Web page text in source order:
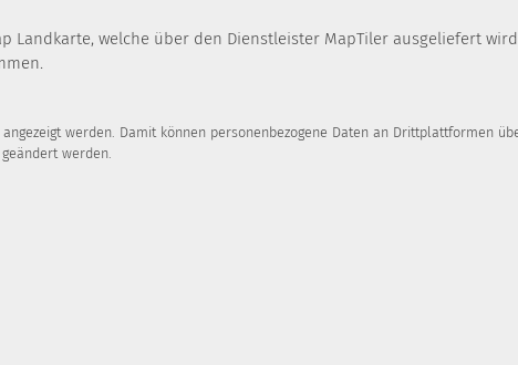
Landkarte, welche über den Dienstleister MapTiler ausgeliefert
werden. Damit können personenbezogene Daten an Drittplattformen
werden.